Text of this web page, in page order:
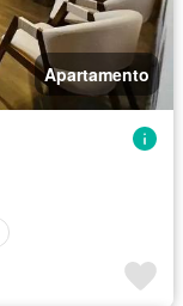
Apartamento